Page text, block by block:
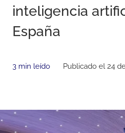
inteligencia
España
3 min leído Publicado el 24